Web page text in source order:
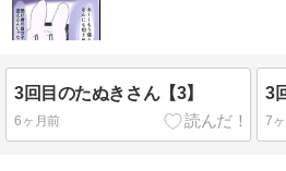
3回目のたぬきさん【3】
6ヶ月前
3
7